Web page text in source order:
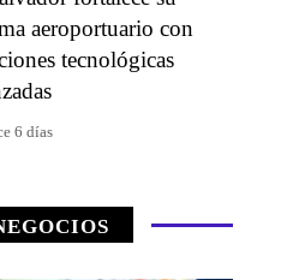
aeroportuario con
tecnológicas
6 días